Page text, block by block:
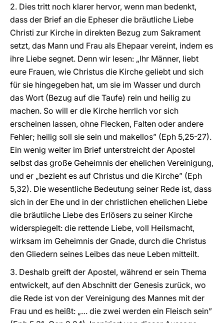
2. Dies tritt noch klarer hervor, wenn man bedenkt,
dass der Brief an die Epheser die bräutliche Liebe
Christi zur Kirche in direkten Bezug zum Sakrament
setzt, das Mann und Frau als Ehepaar vereint, indem es
ihre Liebe segnet. Denn wir lesen: „Ihr Männer, liebt
eure Frauen, wie Christus die Kirche geliebt und sich
für sie hingegeben hat, um sie im Wasser und durch
das Wort (Bezug auf die Taufe) rein und heilig zu
machen. So will er die Kirche herrlich vor sich
erscheinen lassen, ohne Flecken, Falten oder andere
Fehler; heilig soll sie sein und makellos” (Eph 5,25-27).
Ein wenig weiter im Brief unterstreicht der Apostel
selbst das große Geheimnis der ehelichen Vereinigung,
und er „bezieht es auf Christus und die Kirche” (Eph
5,32). Die wesentliche Bedeutung seiner Rede ist, dass
sich in der Ehe und in der christlichen ehelichen Liebe
die bräutliche Liebe des Erlösers zu seiner Kirche
widerspiegelt: die rettende Liebe, voll Heilsmacht,
wirksam im Geheimnis der Gnade, durch die Christus
den Gliedern seines Leibes das neue Leben mitteilt.
3. Deshalb greift der Apostel, während er sein Thema
entwickelt, auf den Abschnitt der Genesis zurück, wo
die Rede ist von der Vereinigung des Mannes mit der
Frau und es heißt: „… die zwei werden ein Fleisch sein”